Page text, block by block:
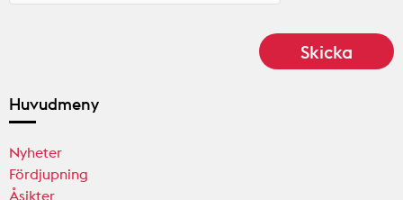
Huvudmeny
Nyheter
Fördjupning
Åsikter